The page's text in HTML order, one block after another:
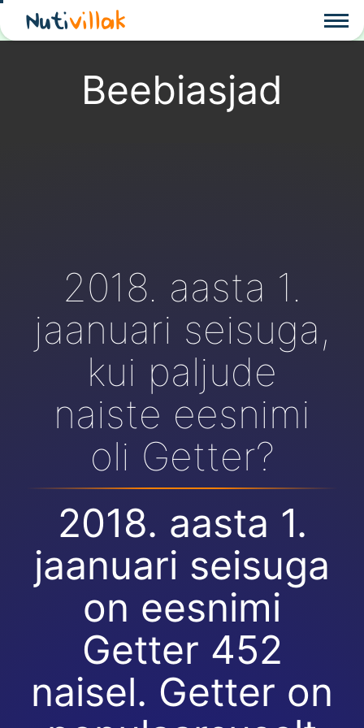
Nutivillak
Beebiasjad
2018. aasta 1.
jaanuari seisuga,
kui paljude
naiste eesnimi
oli Getter?
2018. aasta 1.
jaanuari seisuga
on eesnimi
Getter 452
naisel. Getter on